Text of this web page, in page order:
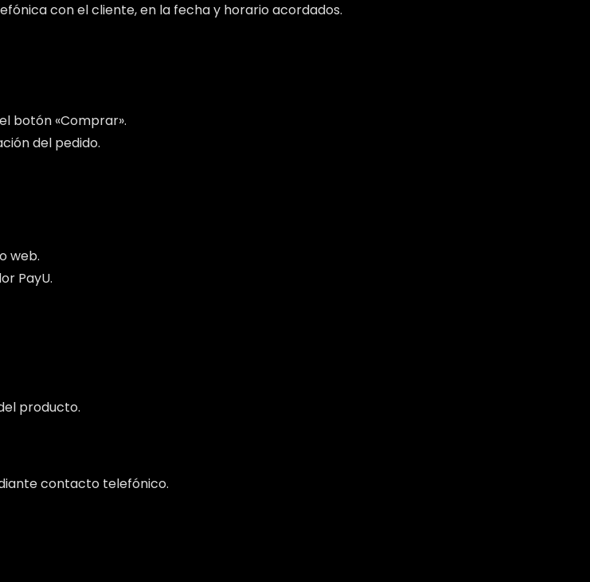
con el cliente, en la fecha y horario acordados.
botón «Comprar».
del pedido.
web.
PayU.
producto.
contacto telefónico.